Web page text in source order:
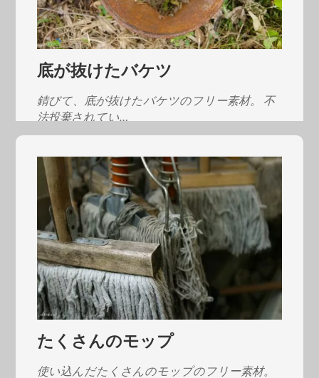
底が抜けたバケツ
錆びて、底が抜けたバケツのフリー素材。 不
法投棄されてい…
たくさんのモップ
使い込んだたくさんのモップのフリー素材。